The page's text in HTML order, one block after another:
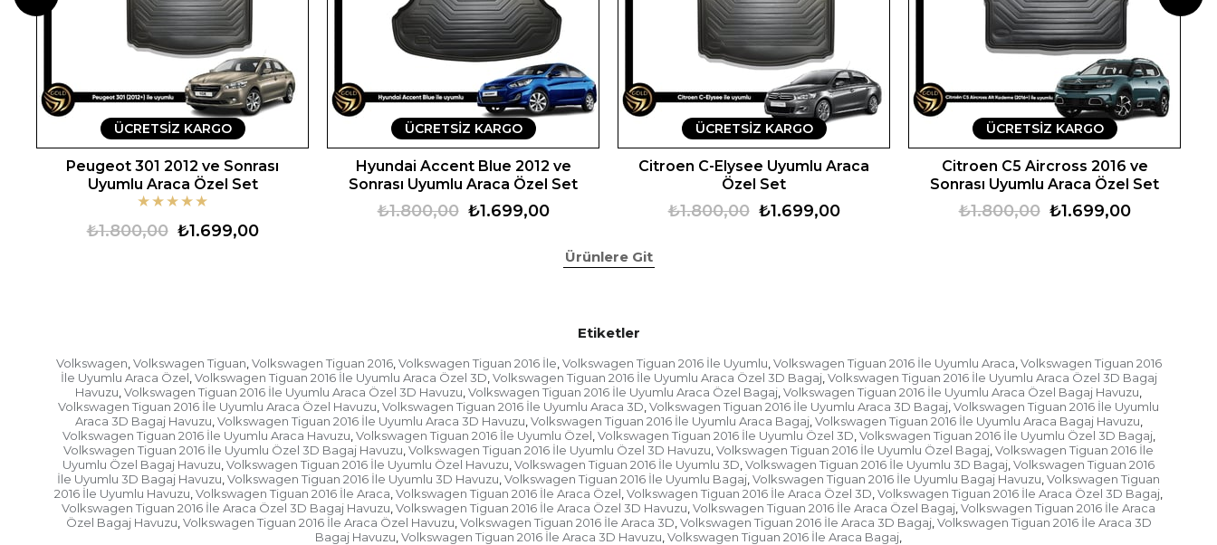
Peugeot 301 2012 ve Sonrası
Uyumlu Araca Özel Set
★★★★★
₺1.699,00
₺1.800,00
ÜCRETSIZ KARGO
Hyundai Accent Blue 2012 ve
Sonrası Uyumlu Araca Özel Set
₺1.699,00
₺1.800,00
ÜCRETSIZ KARGO
Citroen C-Elysee Uyumlu Araca
Özel Set
₺1.699,00
₺1.800,00
ÜCRETSIZ KARGO
Citroen C5 Aircross 2016 ve
Sonrası Uyumlu Araca Özel Set
₺1.699,00
₺1.800,00
ÜCRETSIZ KARGO
Ürünlere Git
Etiketler
Volkswagen Volkswagen Tiguan Volkswagen Tiguan 2016, Volkswagen Tiguan 2016 İle Volkswagen Tiguan 2016 İle Uyumlu Volkswagen Tiguan 2016 İle Uyumlu Araca Volkswagen Tiguan 2016
İle Uyumlu Araca Özel Volkswagen Tiguan 2016 İle Uyumlu Araca Özel 3D Volkswagen Tiguan 2016 İle Uyumlu Araca Özel 3D Bagaj, Volkswagen Tiguan 2016 İle Uyumlu Araca Özel 3D Bagaj
Havuzu Volkswagen Tiguan 2016 İle Uyumlu Araca Özel 3D Havuzu Volkswagen Tiguan 2016 İle Uyumlu Araca Özel Bagaj Volkswagen Tiguan 2016 İle Uyumlu Araca Özel Bagaj Havuzu
Volkswagen Tiguan 2016 İle Uyumlu Araca Özel Havuzu Volkswagen Tiguan 2016 İle Uyumlu Araca 3D Volkswagen Tiguan 2016 İle Uyumlu Araca 3D Bagaj Volkswagen Tiguan 2016 İle Uyumlu
Araca 3D Bagaj Havuzu Volkswagen Tiguan 2016 İle Uyumlu Araca 3D Havuzu Volkswagen Tiguan 2016 İle Uyumlu Araca Bagaj, Volkswagen Tiguan 2016 İle Uyumlu Araca Bagaj Havuzu
Volkswagen Tiguan 2016 İle Uyumlu Araca Havuzu Volkswagen Tiguan 2016 İle Uyumlu Özel Volkswagen Tiguan 2016 İle Uyumlu Özel 3D Volkswagen Tiguan 2016 İle Uyumlu Özel 3D Bagaj,
Volkswagen Tiguan 2016 İle Uyumlu Özel 3D Bagaj Havuzu Volkswagen Tiguan 2016 İle Uyumlu Özel 3D Havuzu Volkswagen Tiguan 2016 İle Uyumlu Özel Bagaj Volkswagen Tiguan 2016 İle
Uyumlu Özel Bagaj Havuzu Volkswagen Tiguan 2016 İle Uyumlu Özel Havuzu Volkswagen Tiguan 2016 İle Uyumlu 3D Volkswagen Tiguan 2016 İle Uyumlu 3D Bagaj Volkswagen Tiguan 2016
İle Uyumlu 3D Bagaj Havuzu Volkswagen Tiguan 2016 İle Uyumlu 3D Havuzu Volkswagen Tiguan 2016 İle Uyumlu Bagaj Volkswagen Tiguan 2016 İle Uyumlu Bagaj Havuzu Volkswagen Tiguan
2016 İle Uyumlu Havuzu Volkswagen Tiguan 2016 İle Araca Volkswagen Tiguan 2016 İle Araca Özel Volkswagen Tiguan 2016 İle Araca Özel 3D Volkswagen Tiguan 2016 İle Araca Özel 3D Bagaj
Volkswagen Tiguan 2016 İle Araca Özel 3D Bagaj Havuzu Volkswagen Tiguan 2016 İle Araca Özel 3D Havuzu Volkswagen Tiguan 2016 İle Araca Özel Bagaj Volkswagen Tiguan 2016 İle Araca
Özel Bagaj Havuzu Volkswagen Tiguan 2016 İle Araca Özel Havuzu Volkswagen Tiguan 2016 İle Araca 3D Volkswagen Tiguan 2016 İle Araca 3D Bagaj, Volkswagen Tiguan 2016 İle Araca 3D
Bagaj Havuzu Volkswagen Tiguan 2016 İle Araca 3D Havuzu Volkswagen Tiguan 2016 İle Araca Bagaj